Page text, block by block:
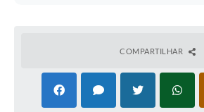
COMPARTILHAR